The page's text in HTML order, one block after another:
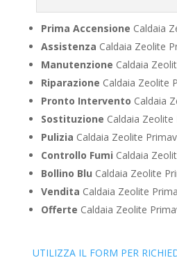
Prima Accensione Caldaia
Assistenza Caldaia Zeolite
Manutenzione Caldaia
Riparazione Caldaia Zeolite
Pronto Intervento Caldaia
Sostituzione Caldaia Zeolite
Pulizia Caldaia Zeolite
Controllo Fumi Caldaia
Bollino Blu Caldaia Zeolite
Vendita Caldaia Zeolite
Offerte Caldaia Zeolite
UTILIZZA IL FORM PER